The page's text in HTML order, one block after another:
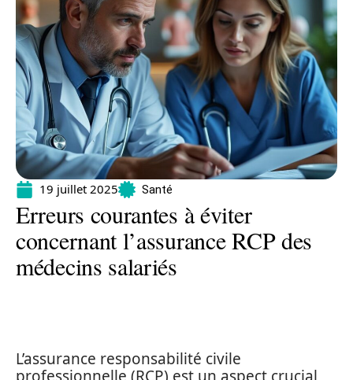
19 juillet 2025 Santé
Erreurs courantes à éviter
concernant l’assurance RCP des
médecins salariés
L’assurance responsabilité civile